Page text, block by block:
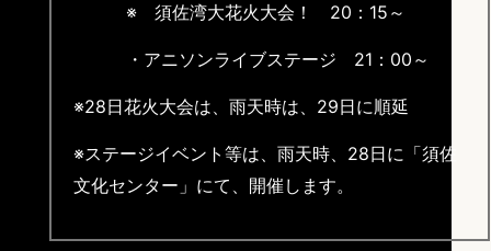
※ 須佐湾大花火大会！ 20：15～
・アニソンライブステージ 21：00～
※28日花火大会は、雨天時は、29日に順延
※ステージイベント等は、雨天時、28日に「須佐
文化センター」にて、開催します。